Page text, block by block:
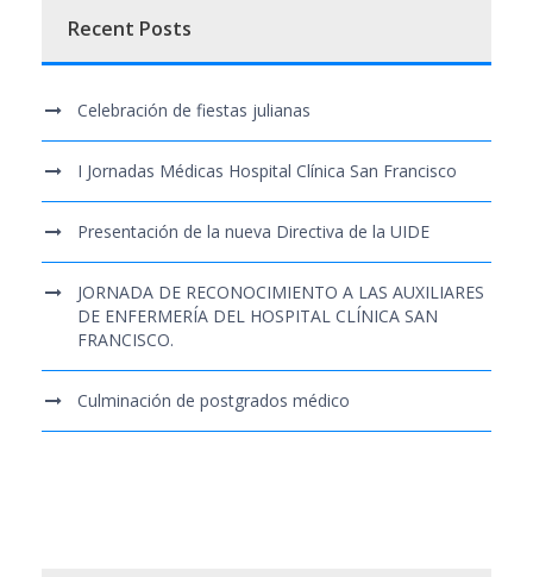
Recent Posts
Celebración de fiestas julianas
I Jornadas Médicas Hospital Clínica San Francisco
Presentación de la nueva Directiva de la UIDE
JORNADA DE RECONOCIMIENTO A LAS AUXILIARES
DE ENFERMERÍA DEL HOSPITAL CLÍNICA SAN
FRANCISCO.
Culminación de postgrados médico